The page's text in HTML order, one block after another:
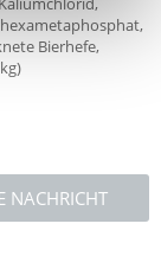
Bierhefe,
NACHRICHT